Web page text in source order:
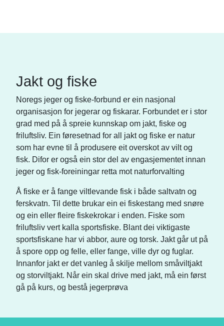
Jakt og fiske
Noregs jeger og fiske-forbund er ein nasjonal
organisasjon for jegerar og fiskarar. Forbundet er i stor
grad med på å spreie kunnskap om jakt, fiske og
friluftsliv. Ein føresetnad for all jakt og fiske er natur
som har evne til å produsere eit overskot av vilt og
fisk. Difor er også ein stor del av engasjementet innan
jeger og fisk-foreiningar retta mot naturforvalting
Å fiske er å fange viltlevande fisk i både saltvatn og
ferskvatn. Til dette brukar ein ei fiskestang med snøre
og ein eller fleire fiskekrokar i enden. Fiske som
friluftsliv vert kalla sportsfiske. Blant dei viktigaste
sportsfiskane har vi abbor, aure og torsk. Jakt går ut på
å spore opp og felle, eller fange, ville dyr og fuglar.
Innanfor jakt er det vanleg å skilje mellom småviltjakt
og storviltjakt. Når ein skal drive med jakt, må ein først
gå på kurs, og bestå jegerprøva